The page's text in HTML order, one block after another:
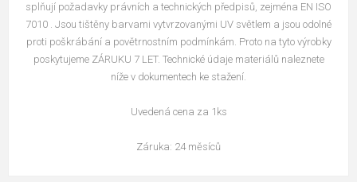
splňují požadavky právních a technických předpisů, zejména EN ISO
7010 . Jsou tištěny barvami vytvrzovanými UV světlem a jsou odolné
proti poškrábání a povětrnostním podmínkám. Proto na tyto výrobky
poskytujeme ZÁRUKU 7 LET. Technické údaje materiálů naleznete
níže v dokumentech ke stažení.
Uvedená cena za 1ks
Záruka: 24 měsíců